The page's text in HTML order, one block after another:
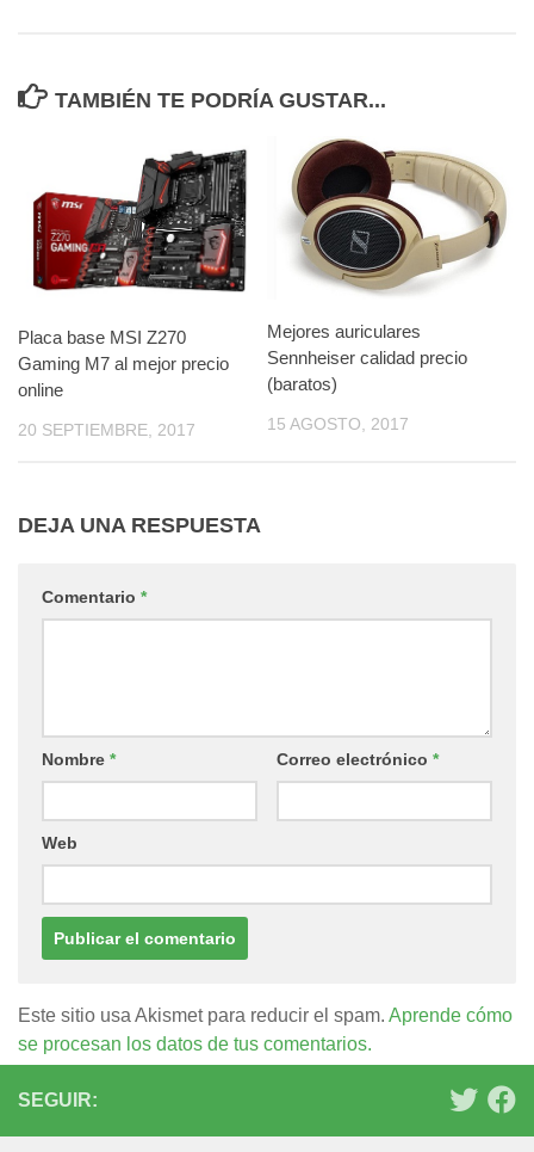
TAMBIÉN TE PODRÍA GUSTAR...
Placa base MSI Z270
Gaming M7 al mejor precio
online
20 SEPTIEMBRE, 2017
Mejores auriculares
Sennheiser calidad precio
(baratos)
15 AGOSTO, 2017
DEJA UNA RESPUESTA
Comentario *
Nombre * Correo electrónico *
Web
Este sitio usa Akismet para reducir el spam. Aprende cómo
se procesan los datos de tus comentarios.
SEGUIR: